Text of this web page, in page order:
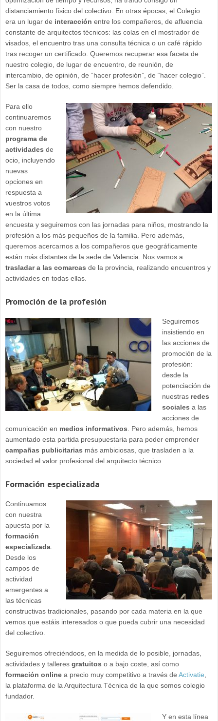
distanciamiento físico del colectivo. En otras épocas, el Colegio
era un lugar de interacción entre los compañeros, de afluencia
constante de arquitectos técnicos: las colas en el mostrador de
visados, el encuentro tras una consulta técnica o un café rápido
tras recoger un certificado. Queremos recuperar esa faceta de
nuestro colegio, de lugar de encuentro, de reunión, de
intercambio, de opinión, de “hacer profesión”, de “hacer colegio”.
Ser la casa de todos, como siempre hemos defendido.
Para ello
continuaremos
con nuestro
programa de
actividades de
ocio, incluyendo
nuevas
opciones en
respuesta a
vuestros votos
en la última
encuesta y seguiremos con las jornadas para niños, mostrando la
profesión a los más pequeños de la familia. Pero además,
queremos acercarnos a los compañeros que geográficamente
están más distantes de la sede de Valencia. Nos vamos a
trasladar a las comarcas de la provincia, realizando encuentros y
actividades en todas ellas.
Promoción de la profesión
Seguiremos
insistiendo en
las acciones de
promoción de la
profesión:
desde la
potenciación de
nuestras redes
sociales a las
acciones de
comunicación en medios informativos . Pero además, hemos
aumentado esta partida presupuestaria para poder emprender
campañas publicitarias más ambiciosas, que trasladen a la
sociedad el valor profesional del arquitecto técnico.
Formación especializada
Continuamos
con nuestra
apuesta por la
formación
especializada
Desde los
campos de
actividad
emergentes a
las técnicas
constructivas tradicionales, pasando por cada materia en la que
vemos que estáis interesados o que pueda cubrir una necesidad
del colectivo.
Seguiremos ofreciéndoos, en la medida de lo posible, jornadas,
actividades y talleresgratuitos o a bajo coste, así como
formación online a precio muy competitivo a través deActivatie
la plataforma de la Arquitectura Técnica de la que somos colegio
fundador.
Y en esta línea